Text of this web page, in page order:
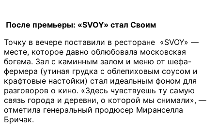
После премьеры: «SVOY» стал Cвоим
Точку в вечере поставили в ресторане «SVOY» —
месте, которое давно облюбовала московская
богема. Зал с каминным залом и меню от шефа-
фермера (утиная грудка с облепиховым соусом и
крафтовые настойки) стал идеальным фоном для
разговоров о кино. «Здесь чувствуешь ту самую
связь города и деревни, о которой мы снимали», —
отметила генеральный продюсер Миранселла
Бричак.